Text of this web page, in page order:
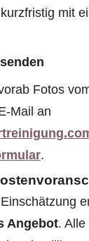
mit
Fotos
Mail an
.
Angebot.